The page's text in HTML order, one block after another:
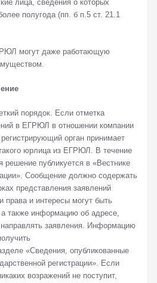
лица, сведения о которых
полугода (пп. б п.5 ст. 21.1
могут даже работающую
порядок. Если отметка
в ЕГРЮЛ в отношении компании
орган принимает
юрлица из ЕГРЮЛ. В течение
решение публикуется в «Вестнике
Сообщение должно содержать
представления заявлений
права и интересы могут быть
также информацию об адресе,
заявления. Информацию
«Сведения, опубликованные
регистрации». Если
возражений не поступит,